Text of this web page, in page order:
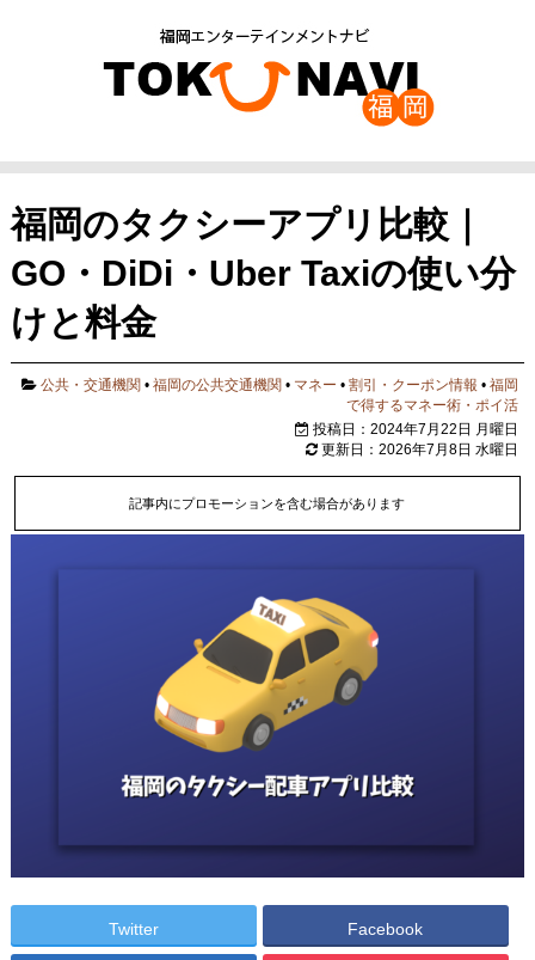
福岡のタクシーアプリ比較｜
GO・DiDi・Uber Taxiの使い分
けと料金
公共・交通機関 •福岡の公共交通機関 • マネー •割引・クーポン情報 •福岡
で得するマネー術・ポイ活
投稿日：2024年7月22日 月曜日
更新日：2026年7月8日 水曜日
記事内にプロモーションを含む場合があります
Twitter Facebook